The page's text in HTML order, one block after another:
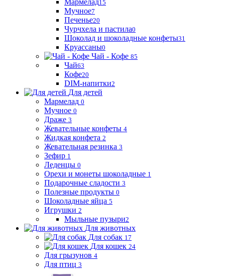
Мармелад15
Мучное7
Печенье20
Чурчхела и пастила0
Шоколад и шоколадные конфеты31
Круассаны0
Чай - Кофе 85
Чай63
Кофе20
DIM-напитки2
Для детей
Мармелад 0
Мучное 0
Драже 3
Жевательные конфеты 4
Жидкая конфета 2
Жевательная резинка 3
Зефир 1
Леденцы 0
Орехи и монеты шоколадные 1
Подарочные сладости 3
Полезные продукты 0
Шоколадные яйца 5
Игрушки 2
Мыльные пузыри2
Для животных
Для собак 17
Для кошек 24
Для грызунов 4
Для птиц 3